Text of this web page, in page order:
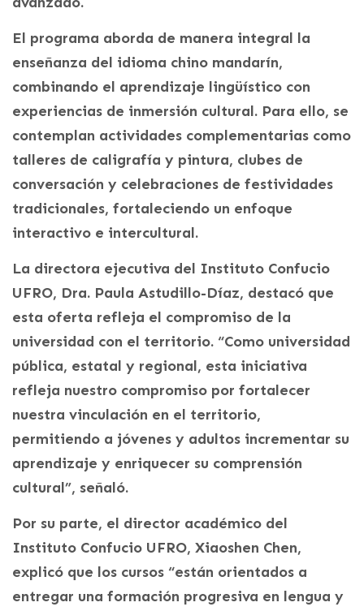
El programa aborda de manera integral la
enseñanza del idioma chino mandarín,
combinando el aprendizaje lingüístico con
experiencias de inmersión cultural. Para ello, se
contemplan actividades complementarias como
talleres de caligrafía y pintura, clubes de
conversación y celebraciones de festividades
tradicionales, fortaleciendo un enfoque
interactivo e intercultural.
La directora ejecutiva del Instituto Confucio
UFRO, Dra. Paula Astudillo-Díaz, destacó que
esta oferta refleja el compromiso de la
universidad con el territorio. “Como universidad
pública, estatal y regional, esta iniciativa
refleja nuestro compromiso por fortalecer
nuestra vinculación en el territorio,
permitiendo a jóvenes y adultos incrementar su
aprendizaje y enriquecer su comprensión
cultural”, señaló.
Por su parte, el director académico del
Instituto Confucio UFRO, Xiaoshen Chen,
explicó que los cursos “están orientados a
entregar una formación progresiva en lengua y